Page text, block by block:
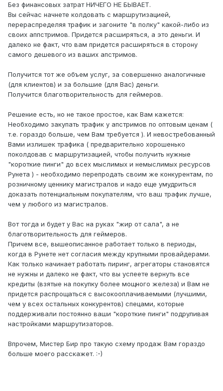
Без финансовых затрат НИЧЕГО НЕ БЫВАЕТ.
Вы сейчас начнете колдовать с маршрутизацией,
перераспределяя трафик и загоните "в полку" какой-либо из
своих аппстримов. Придется расширяться, а это деньги. И
далеко не факт, что вам придется расширяться в сторону
самого дешевого из ваших апстримов.
Получится тот же объем услуг, за совершенно аналогичные
(для клиентов) и за большие (для Вас) деньги.
Получится благотворительность для геймеров.
Решение есть, но не такое простое, как Вам кажется:
Необходимо закупать трафик у апстримов по оптовым ценам (
т.е. гораздо больше, чем Вам требуется ). И невостребованный
Вами излишек трафика ( предварительно хорошенько
поколдовав с маршрутизацией, чтобы получить нужные
"короткие пинги" до всех мыслимых и немыслимых ресурсов
Рунета ) - необходимо перепродать своим же конкурентам, по
розничному ценнику магистралов и надо еще умудриться
доказать потенциальным покупателям, что ваш трафик лучше,
чем у любого из магистралов.
Вот тогда и будет у Вас на руках "жир от сала", а не
благотворительность для геймеров.
Причем все, вышеописанное работает только в периоды,
когда в Рунете нет согласия между крупными провайдерами.
Как только начинает работать пиринг, агрегаторы становятся
не нужны и далеко не факт, что вы успеете вернуть все
кредиты (взятые на покупку более мощного железа) и Вам не
придется распрощаться с высокооплачиваемыми (лучшими,
чем у всех остальных конкурентов) спецами, которые
поддерживали постоянно ваши "короткие пинги" подруливая
настройками маршрутизаторов.
Впрочем, Мистер Бир про такую схему продаж Вам гораздо
больше моего расскажет. :-)